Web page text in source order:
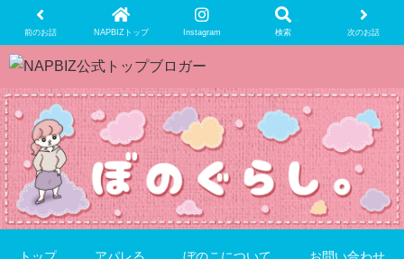
前のお話 NAPBIZトップ Instagram 検索 次のお話
トップ アパレる ぼのこについて お問い合わせ